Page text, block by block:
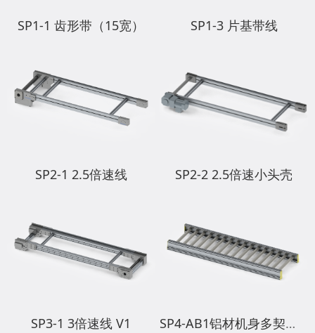
SP1-1 齿形带（15宽） SP1-3 片基带线
SP2-1 2.5倍速线 SP2-2 2.5倍速小头壳
SP3-1 3倍速线 V1 SP4-AB1铝材机身多契带电动滚筒